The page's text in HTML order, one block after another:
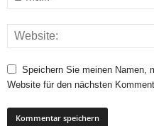
Speichern Sie meinen Namen,
Website für den nächsten